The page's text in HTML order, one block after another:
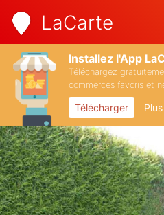
LaCarte
Installez l'App
Téléchargez
commerces favoris et
Télécharger